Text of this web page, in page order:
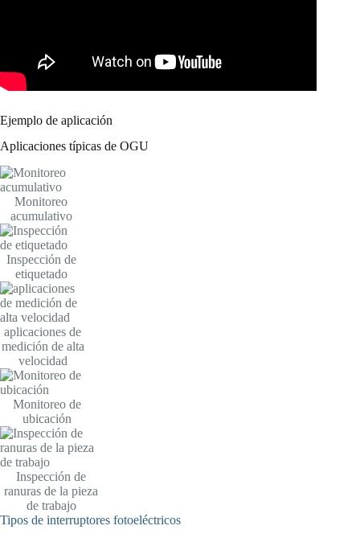
Ejemplo de aplicación
Aplicaciones típicas de OGU
Monitoreo
acumulativo
Inspección de
etiquetado
aplicaciones de
medición de alta
velocidad
Monitoreo de
ubicación
Inspección de
ranuras de la pieza
de trabajo
Tipos de interruptores fotoeléctricos